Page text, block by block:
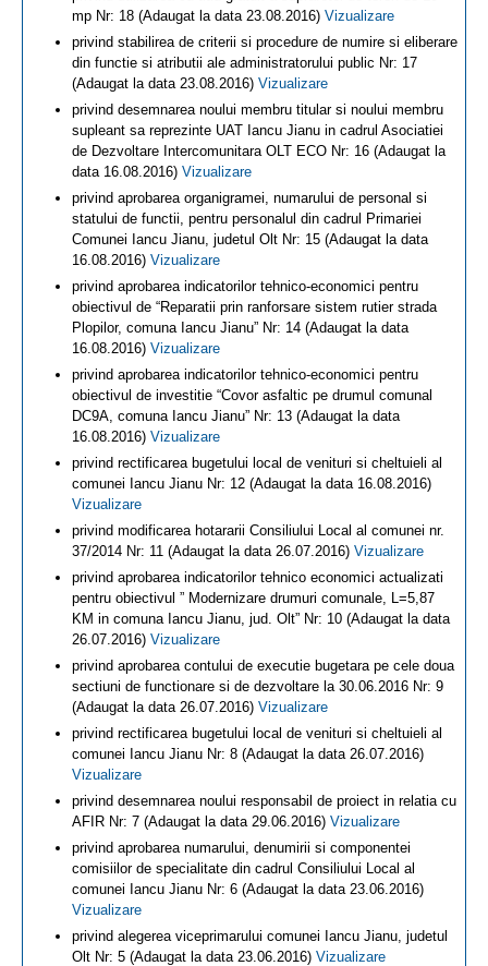
mp Nr: 18 (Adaugat la data 23.08.2016) Vizualizare
privind stabilirea de criterii si procedure de numire si eliberare
din functie si atributii ale administratorului public Nr: 17
(Adaugat la data 23.08.2016) Vizualizare
privind desemnarea noului membru titular si noului membru
supleant sa reprezinte UAT Iancu Jianu in cadrul Asociatiei
de Dezvoltare Intercomunitara OLT ECO Nr: 16 (Adaugat la
data 16.08.2016) Vizualizare
privind aprobarea organigramei, numarului de personal si
statului de functii, pentru personalul din cadrul Primariei
Comunei Iancu Jianu, judetul Olt Nr: 15 (Adaugat la data
16.08.2016) Vizualizare
privind aprobarea indicatorilor tehnico-economici pentru
obiectivul de “Reparatii prin ranforsare sistem rutier strada
Plopilor, comuna Iancu Jianu” Nr: 14 (Adaugat la data
16.08.2016) Vizualizare
privind aprobarea indicatorilor tehnico-economici pentru
obiectivul de investitie “Covor asfaltic pe drumul comunal
DC9A, comuna Iancu Jianu” Nr: 13 (Adaugat la data
16.08.2016) Vizualizare
privind rectificarea bugetului local de venituri si cheltuieli al
comunei Iancu Jianu Nr: 12 (Adaugat la data 16.08.2016)
Vizualizare
privind modificarea hotararii Consiliului Local al comunei nr.
37/2014 Nr: 11 (Adaugat la data 26.07.2016) Vizualizare
privind aprobarea indicatorilor tehnico economici actualizati
pentru obiectivul ” Modernizare drumuri comunale, L=5,87
KM in comuna Iancu Jianu, jud. Olt” Nr: 10 (Adaugat la data
26.07.2016) Vizualizare
privind aprobarea contului de executie bugetara pe cele doua
sectiuni de functionare si de dezvoltare la 30.06.2016 Nr: 9
(Adaugat la data 26.07.2016) Vizualizare
privind rectificarea bugetului local de venituri si cheltuieli al
comunei Iancu Jianu Nr: 8 (Adaugat la data 26.07.2016)
Vizualizare
privind desemnarea noului responsabil de proiect in relatia cu
AFIR Nr: 7 (Adaugat la data 29.06.2016) Vizualizare
privind aprobarea numarului, denumirii si componentei
comisiilor de specialitate din cadrul Consiliului Local al
comunei Iancu Jianu Nr: 6 (Adaugat la data 23.06.2016)
Vizualizare
privind alegerea viceprimarului comunei Iancu Jianu, judetul
Olt Nr: 5 (Adaugat la data 23.06.2016) Vizualizare